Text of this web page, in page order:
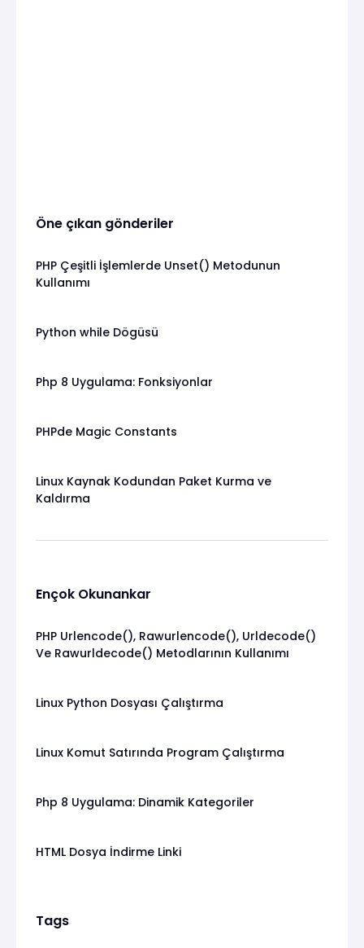
Öne çıkan gönderiler
PHP Çeşitli İşlemlerde Unset() Metodunun
Kullanımı
Python while Dögüsü
Php 8 Uygulama: Fonksiyonlar
PHPde Magic Constants
Linux Kaynak Kodundan Paket Kurma ve
Kaldırma
Ençok Okunankar
PHP Urlencode(), Rawurlencode(), Urldecode()
Ve Rawurldecode() Metodlarının Kullanımı
Linux Python Dosyası Çalıştırma
Linux Komut Satırında Program Çalıştırma
Php 8 Uygulama: Dinamik Kategoriler
HTML Dosya İndirme Linki
Tags